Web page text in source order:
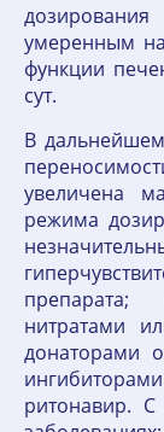
умеренным
функции
сут.
В
увеличена
режима
нитратами
донаторами
ритонавир.